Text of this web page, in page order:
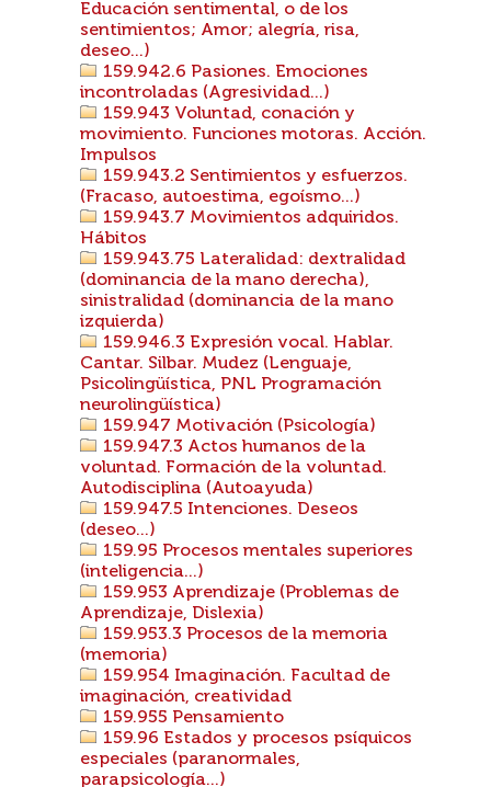
Educación sentimental, o de los
sentimientos; Amor; alegría, risa,
deseo...)
159.942.6 Pasiones. Emociones
incontroladas (Agresividad...)
159.943 Voluntad, conación y
movimiento. Funciones motoras. Acción.
Impulsos
159.943.2 Sentimientos y esfuerzos.
(Fracaso, autoestima, egoísmo...)
159.943.7 Movimientos adquiridos.
Hábitos
159.943.75 Lateralidad: dextralidad
(dominancia de la mano derecha),
sinistralidad (dominancia de la mano
izquierda)
159.946.3 Expresión vocal. Hablar.
Cantar. Silbar. Mudez (Lenguaje,
Psicolingüística, PNL Programación
neurolingüística)
159.947 Motivación (Psicología)
159.947.3 Actos humanos de la
voluntad. Formación de la voluntad.
Autodisciplina (Autoayuda)
159.947.5 Intenciones. Deseos
(deseo...)
159.95 Procesos mentales superiores
(inteligencia...)
159.953 Aprendizaje (Problemas de
Aprendizaje, Dislexia)
159.953.3 Procesos de la memoria
(memoria)
159.954 Imaginación. Facultad de
imaginación, creatividad
159.955 Pensamiento
159.96 Estados y procesos psíquicos
especiales (paranormales,
parapsicología...)